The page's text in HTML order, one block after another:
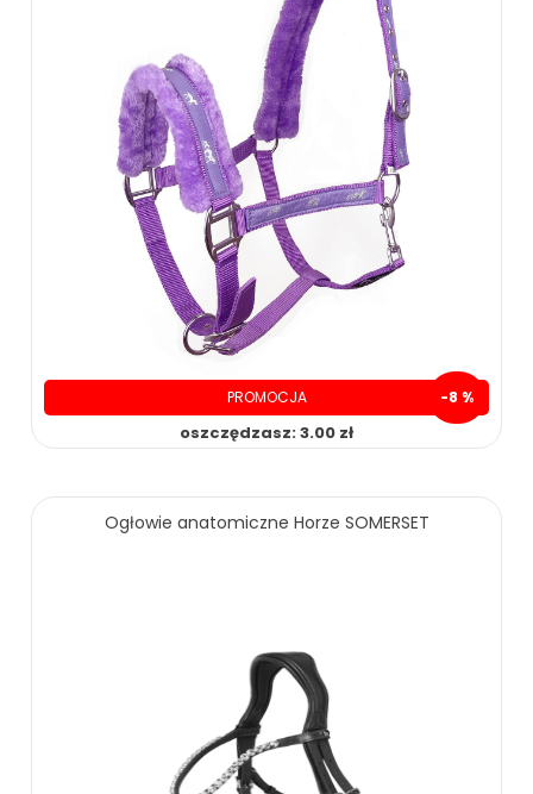
ZOBACZ WIĘCEJ
PROMOCJA -8 %
oszczędzasz: 3.00 zł
Ogłowie anatomiczne Horze SOMERSET